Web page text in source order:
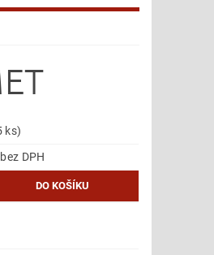
ks)
1 471,07 Kč bez DPH